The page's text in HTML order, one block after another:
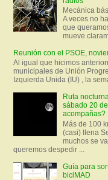
Mecánica
A veces no
que
mueve
Reunión con el PSOE,
Al igual que hicimos
municipales de Unión
Izquierda Unida (IU) , la
Ruta
sábado 20
acompañas?
Más de 100
(casi) llena
muchos se
queremos despedir ...
Guía para
biciMAD